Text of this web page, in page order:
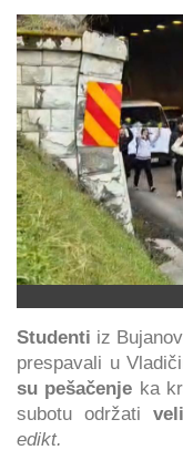
Studenti iz
prespavali u
su pešačenje ka
subotu održati
edikt.